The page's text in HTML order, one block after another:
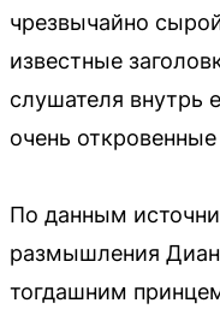
чрезвычайно
известные
слушателя внутрь
очень
По данным
размышления
тогдашним